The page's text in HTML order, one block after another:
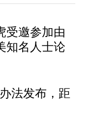
受邀参加由
知名人士论
法发布，距